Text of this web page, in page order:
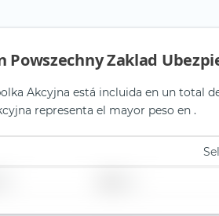
Powszechny Zaklad
Akcyjna está incluida en un total
representa el mayor peso en .